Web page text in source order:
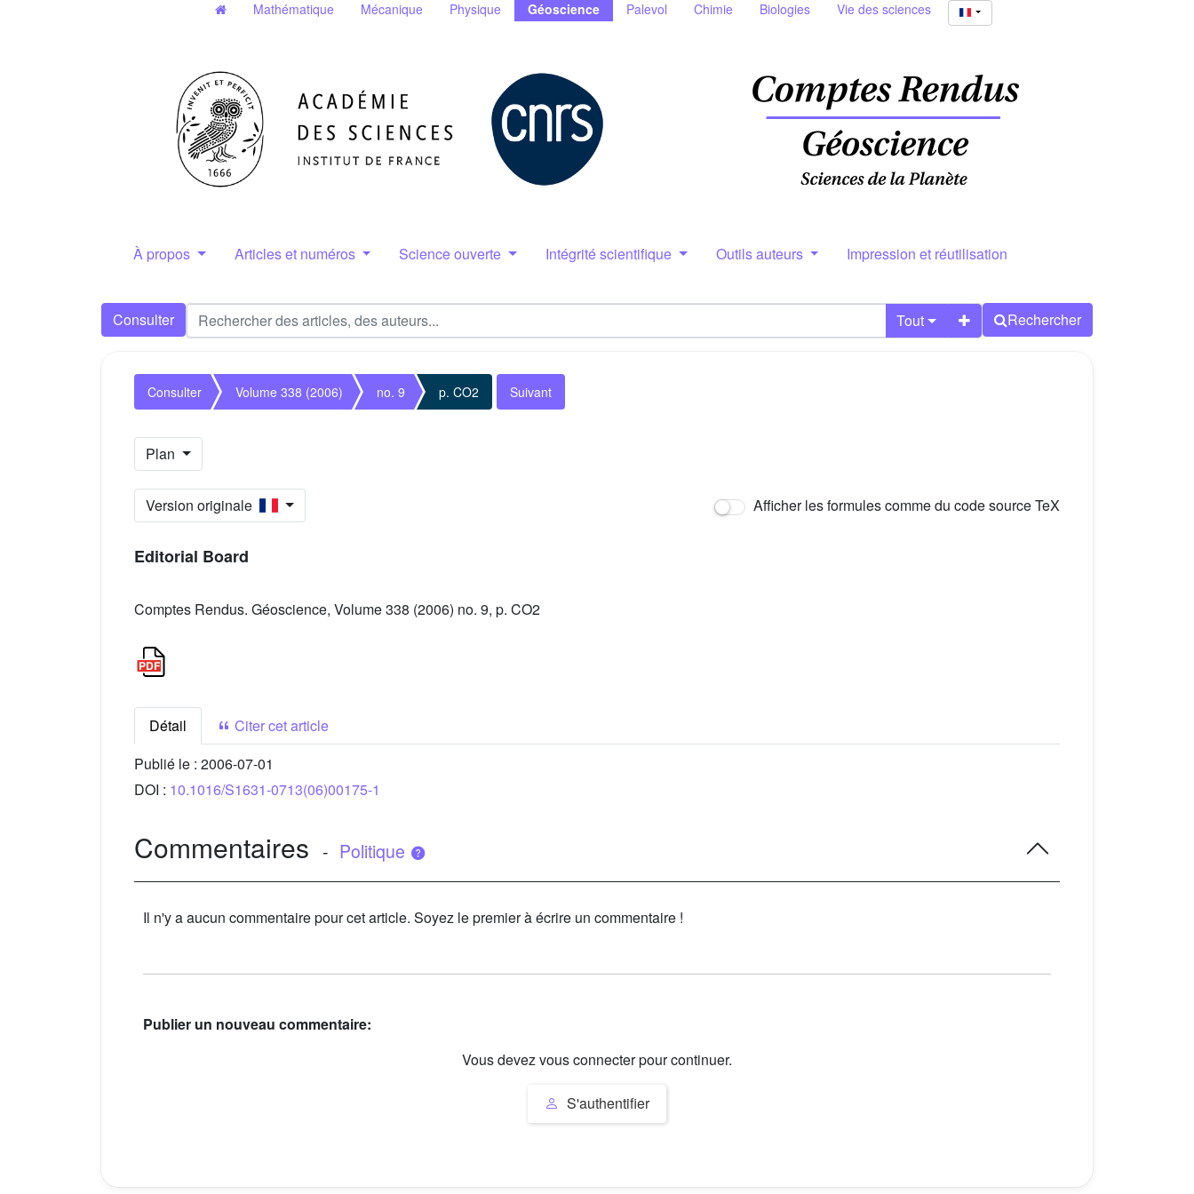
Mathématique Mécanique Physique Géoscience Palevol Chimie Biologies Vie des sciences
À propos Articles et numéros Science ouverte Intégrité scientifique Outils auteurs Impression et réutilisation
Consulter Tout Rechercher
Consulter Volume 338 (2006) no. 9 p. CO2 Suivant
Plan
Version originale Afficher les formules comme du code source TeX
Editorial Board
Comptes Rendus. Géoscience, Volume 338 (2006) no. 9, p. CO2
Détail
Citer cet article
Publié le : 2006-07-01
DOI : 10.1016/S1631-0713(06)00175-1
Commentaires - Politique
Il n'y a aucun commentaire pour cet article. Soyez le premier à écrire un commentaire !
Publier un nouveau commentaire:
Vous devez vous connecter pour continuer.
S'authentifier